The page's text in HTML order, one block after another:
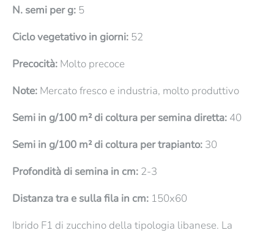
N. semi per g: 5
Ciclo vegetativo in giorni: 52
Precocità: Molto precoce
Note: Mercato fresco e industria, molto produttivo
Semi in g/100 m² di coltura per semina diretta: 40
Semi in g/100 m² di coltura per trapianto: 30
Profondità di semina in cm: 2-3
Distanza tra e sulla fila in cm: 150x60
Ibrido F1 di zucchino della tipologia libanese. La